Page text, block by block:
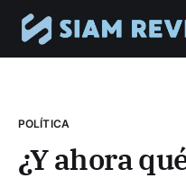
POLÍTICA
¿Y ahora